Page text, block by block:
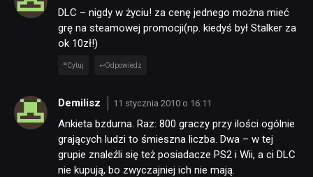
DLC – nigdy w życiu! za cenę jednego można mieć
grę na steamowej promocji(np. kiedyś był Stalker za
ok 10zł!)
Cytuj Odpowiedz
Demilisz 11 stycznia 2010 o 16:11
Ankieta bzdurna. Raz: 800 graczy przy ilości ogólnie
grających ludzi to śmieszna liczba. Dwa – w tej
grupie znaleźli się też posiadacze PS2 i Wii, a ci DLC
nie kupują, bo zwyczajniej ich nie mają.